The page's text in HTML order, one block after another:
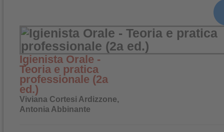
Igienista Orale -
Teoria e pratica
professionale (2a
ed.)
Viviana Cortesi Ardizzone,
Antonia Abbinante